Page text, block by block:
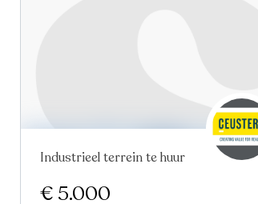
Industrieel terrein te huur
€ 5.000